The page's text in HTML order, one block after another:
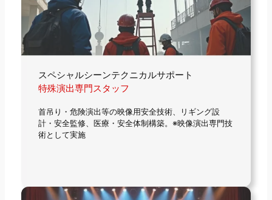
スペシャルシーンテクニカルサポート
特殊演出専門スタッフ
首吊り・危険演出等の映像用安全技術、リギング設
計・安全監修、医療・安全体制構築。※映像演出専門技
術として実施